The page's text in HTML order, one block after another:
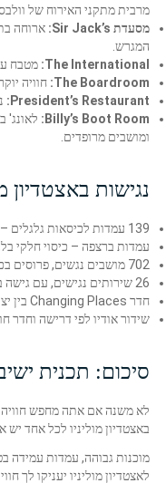
מרבית מתקני האירוח של
מסעדת Sir Jack’s:
ארוחה
המגרש.
The International: מטבח
The Boardroom: חוויה
President’s Restaurant:
Billy’s Boot Room:
לאונג'
ומושבים מרופדים.
נגישות באצטדיון
139 עמדות לכיסאות גלגלים – 125 לאוהדי בית, 14 ליציע חוץ.
עמדות ברצפה – כיסוי חלקי
702 מושבים נגשים, פרוסים בכל היציעים.
26 שירותים נגישים, עם גישה במפתח RADAR.
חדר Changing Places בין יציעי Stan Cullis ו-Steve Bull.
שידור אודיו לפי דרישה וחדר
סיכום: תכנית
לא משנה אם אתה מחפש חוויה
באצטדיון מוליניו לכל אחד
מוכנות גבוהה, עמדות עמידה
לאצטדיון מוליניו יעניקו לך